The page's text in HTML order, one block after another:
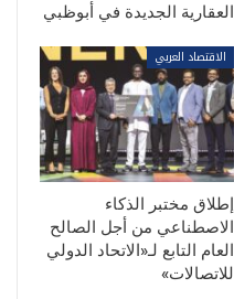
العقارية الجديدة في أبوظبي
الاقتصاد العربي
إطلاق مختبر الذكاء
الاصطناعي من أجل الصالح
العام التابع لـ«الاتحاد الدولي
للاتصالات»